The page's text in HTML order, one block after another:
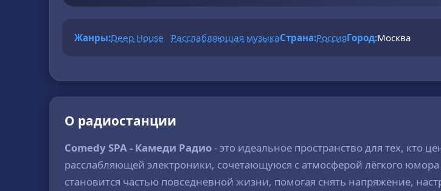
Жанры:Deep House Расслабляющая музыкаСтрана:РоссияГород:Москва
О радиостанции
Comedy SPA - Камеди Радио- это идеальное пространство для тех, кто
расслабляющей электроники, сочетающуюся с атмосферой лёгкого
становится частью повседневной жизни, помогая снять напряжение,